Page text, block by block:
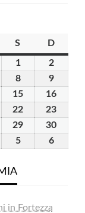
S D
11
Agosto
2026
22
Agosto
2026
88
Agosto
2026
99
Agosto
2026
15
Agosto
16
22
Agosto
23
29
Agosto
30
55
66
in Fortezza